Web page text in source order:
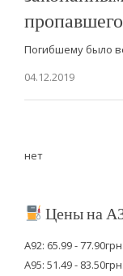
Погибшему было
04.12.2019
нет
Цены на
А92: 65.99 - 77.90грн.
А95: 51.49 - 83.50грн.